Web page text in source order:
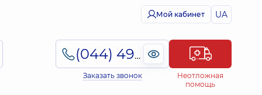
Мой кабинет UA
(044) 495-2-888
Заказать звонок
Неотложная
помощь